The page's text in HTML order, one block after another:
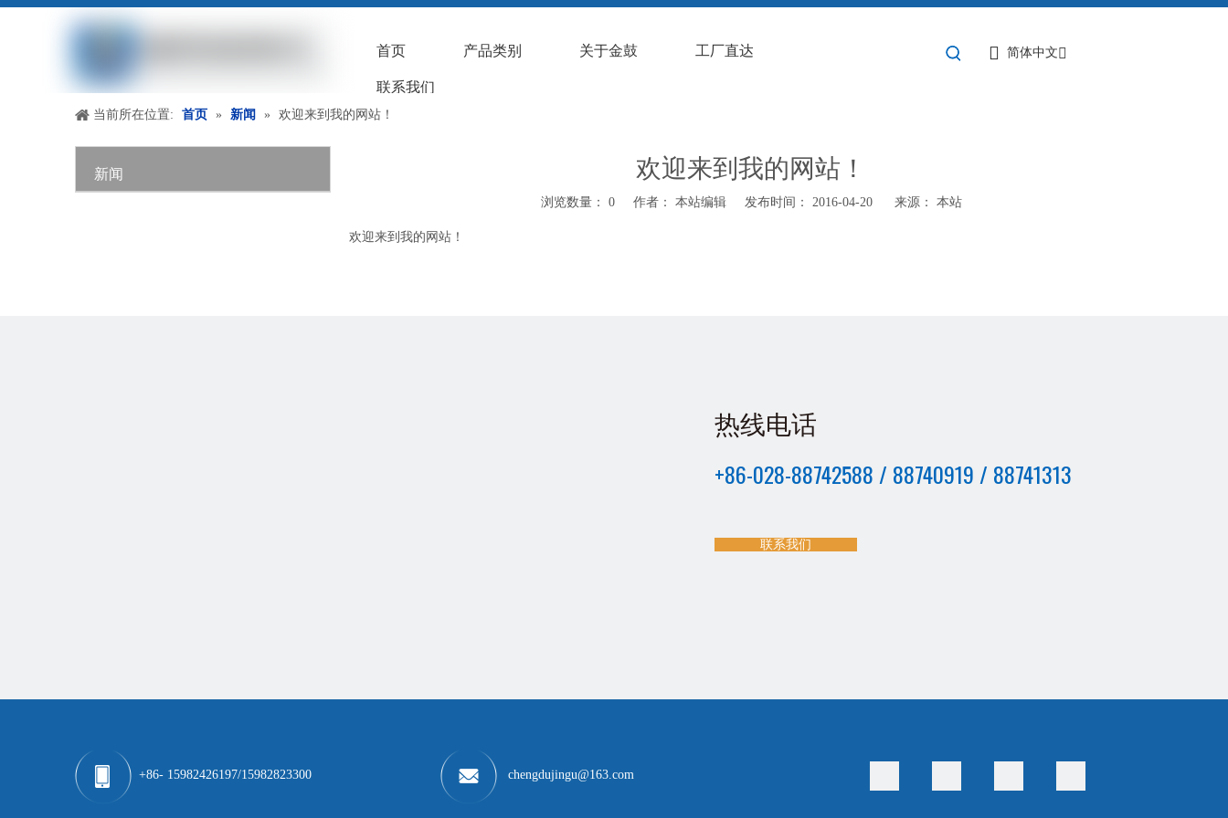
首页 产品类别 关于金鼓 工厂直达
联系我们
简体中文
当前所在位置: 首页 » 新闻 » 欢迎来到我的网站！
新闻 欢迎来到我的网站！
浏览数量： 0作者： 本站编辑 发布时间： 2016-04-20 来源： 本站
欢迎来到我的网站！
热线电话
+86-028-88742588 / 88740919 / 88741313
联系我们
+86- 15982426197/15982823300 chengdujingu@163.com